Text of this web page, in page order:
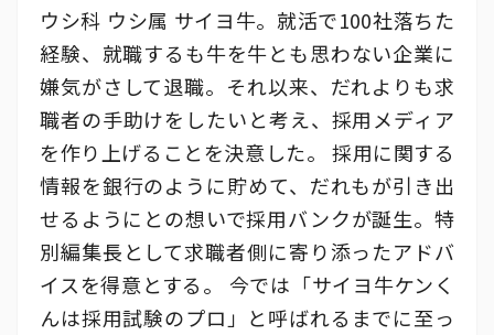
ウシ科 ウシ属 サイヨ牛。就活で100社落ちた
経験、就職するも牛を牛とも思わない企業に
嫌気がさして退職。それ以来、だれよりも求
職者の手助けをしたいと考え、採用メディア
を作り上げることを決意した。 採用に関する
情報を銀行のように貯めて、だれもが引き出
せるようにとの想いで採用バンクが誕生。特
別編集長として求職者側に寄り添ったアドバ
イスを得意とする。 今では「サイヨ牛ケンく
んは採用試験のプロ」と呼ばれるまでに至っ